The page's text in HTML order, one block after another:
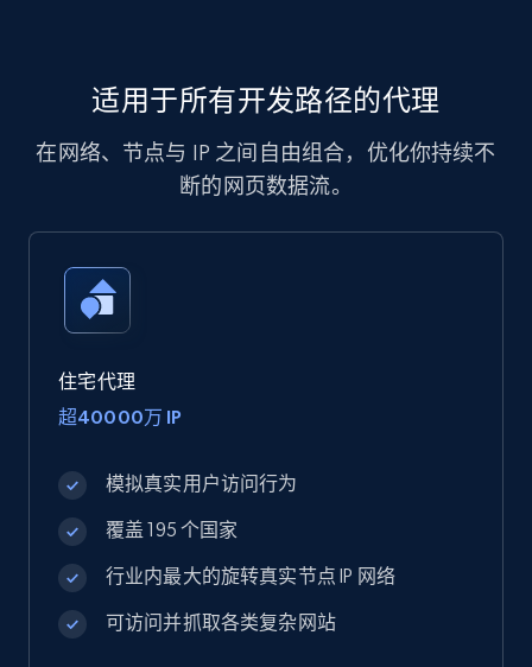
适用于所有开发路径的代理
在网络、节点与 IP 之间自由组合，优化你持续不
断的网页数据流。
住宅代理
超40000万 IP
模拟真实用户访问行为
覆盖 195 个国家
行业内最大的旋转真实节点 IP 网络
可访问并抓取各类复杂网站